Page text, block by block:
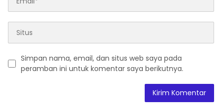
Simpan nama, email, dan situs web saya pada
peramban ini untuk komentar saya berikutnya.